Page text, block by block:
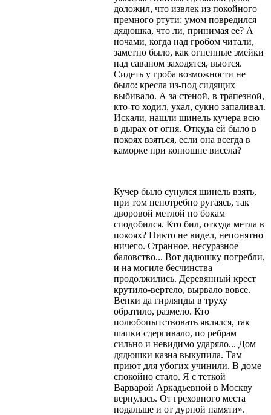
доложил, что извлек из покойного
премного ртути: умом повредился
дядюшка, что ли, принимая ее? А
ночами, когда над гробом читали,
заметно было, как огненные змейки
над саваном заходятся, вьются.
Сидеть у гроба возможности не
было: кресла из-под сидящих
выбивало. А за стеной, в трапезной,
кто-то ходил, ухал, сукно запаливал.
Искали, нашли шинель кучера всю
в дырах от огня. Откуда ей было в
покоях взяться, если она всегда в
каморке при конюшне висела?
Кучер было сунулся шинель взять,
при том непотребно ругаясь, так
дворовой метлой по бокам
сподобился. Кто бил, откуда метла в
покоях? Никто не видел, непонятно
ничего. Странное, несуразное
баловство... Вот дядюшку погребли,
и на могиле бесчинства
продолжились. Деревянный крест
крутило-вертело, вырвало вовсе.
Венки да гирлянды в труху
обратило, размело. Кто
полюбопытствовать являлся, так
шапки сдергивало, по ребрам
сильно и невидимо ударяло... Дом
дядюшки казна выкупила. Там
приют для убогих учинили. В доме
спокойно стало. Я с теткой
Варварой Аркадьевной в Москву
вернулась. От греховного места
подальше и от дурной памяти».